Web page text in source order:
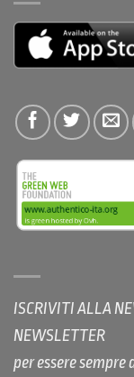
ISCRIVITI ALLA
NEWSLETTER
per essere